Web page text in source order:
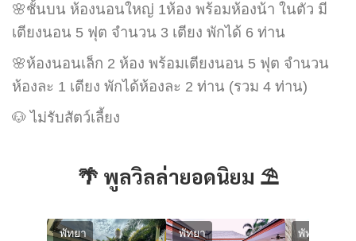
🌸ชั้นบน ห้องนอนใหญ่ 1ห้อง พร้อมห้องน้า ในตัว มี
เตียงนอน 5 ฟุต จำนวน 3 เตียง พักได้ 6 ท่าน
🌸ห้องนอนเล็ก 2 ห้อง พร้อมเตียงนอน 5 ฟุต จำนวน
ห้องละ 1 เตียง พักได้ห้องละ 2 ท่าน (รวม 4 ท่าน)
🐶 ไม่รับสัตว์เลี้ยง
🌴 พูลวิลล่ายอดนิยม ⛱️
พัทยา พัทยา พัทยา